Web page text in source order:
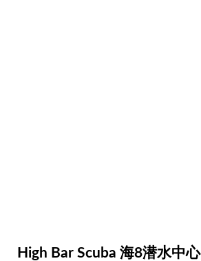
High Bar Scuba 海8潜水中心